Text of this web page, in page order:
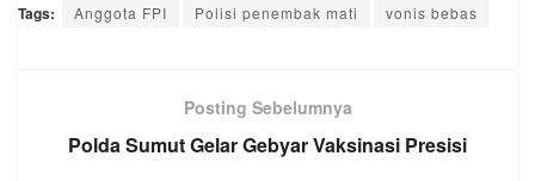
Tags: Anggota FPI Polisi penembak mati vonis bebas
Posting Sebelumnya
Polda Sumut Gelar Gebyar Vaksinasi Presisi